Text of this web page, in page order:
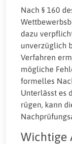
Nach § 160
dazu
unverzüglich
Verfahren
mögliche
formelles
Unterlässt es
rügen, kann
Wichtige